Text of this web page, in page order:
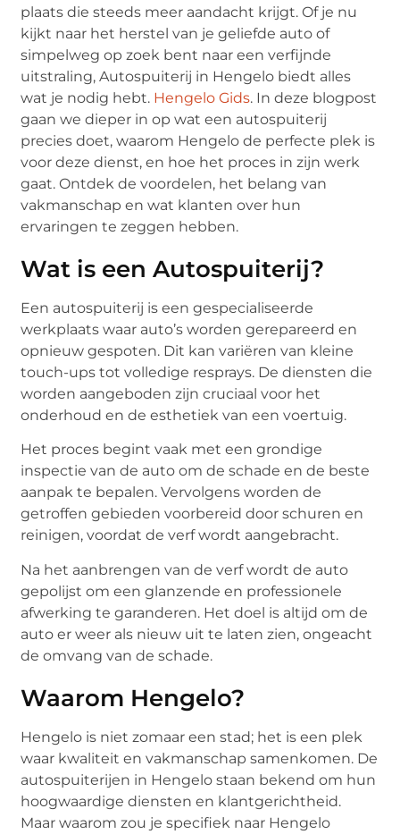
plaats die steeds meer aandacht krijgt. Of je nu
kijkt naar het herstel van je geliefde auto of
simpelweg op zoek bent naar een verfijnde
uitstraling, Autospuiterij in Hengelo biedt alles
wat je nodig hebt. Hengelo Gids. In deze blogpost
gaan we dieper in op wat een autospuiterij
precies doet, waarom Hengelo de perfecte plek is
voor deze dienst, en hoe het proces in zijn werk
gaat. Ontdek de voordelen, het belang van
vakmanschap en wat klanten over hun
ervaringen te zeggen hebben.
Wat is een Autospuiterij?
Een autospuiterij is een gespecialiseerde
werkplaats waar auto’s worden gerepareerd en
opnieuw gespoten. Dit kan variëren van kleine
touch-ups tot volledige resprays. De diensten die
worden aangeboden zijn cruciaal voor het
onderhoud en de esthetiek van een voertuig.
Het proces begint vaak met een grondige
inspectie van de auto om de schade en de beste
aanpak te bepalen. Vervolgens worden de
getroffen gebieden voorbereid door schuren en
reinigen, voordat de verf wordt aangebracht.
Na het aanbrengen van de verf wordt de auto
gepolijst om een glanzende en professionele
afwerking te garanderen. Het doel is altijd om de
auto er weer als nieuw uit te laten zien, ongeacht
de omvang van de schade.
Waarom Hengelo?
Hengelo is niet zomaar een stad; het is een plek
waar kwaliteit en vakmanschap samenkomen. De
autospuiterijen in Hengelo staan bekend om hun
hoogwaardige diensten en klantgerichtheid.
Maar waarom zou je specifiek naar Hengelo